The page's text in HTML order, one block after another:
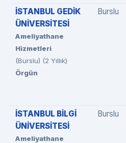
İSTANBUL GEDİK
ÜNİVERSİTESİ
Ameliyathane
Hizmetleri
(Burslu) (2 Yıllık)
Örgün
Burslu
İSTANBUL BİLGİ
ÜNİVERSİTESİ
Ameliyathane
Burslu